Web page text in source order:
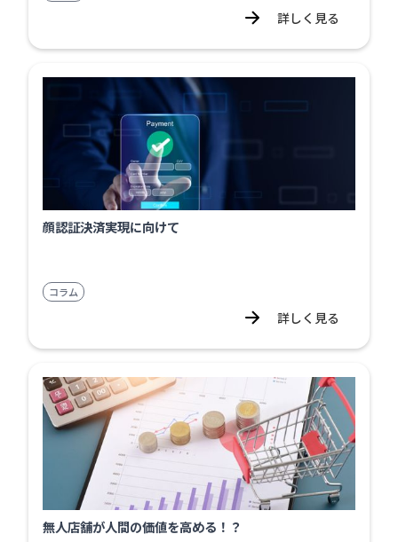
詳しく見る
顔認証決済実現に向けて
コラム
詳しく見る
無人店舗が人間の価値を高める！？